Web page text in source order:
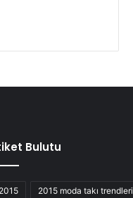
Bulutu
2015 2015 moda takı trendleri